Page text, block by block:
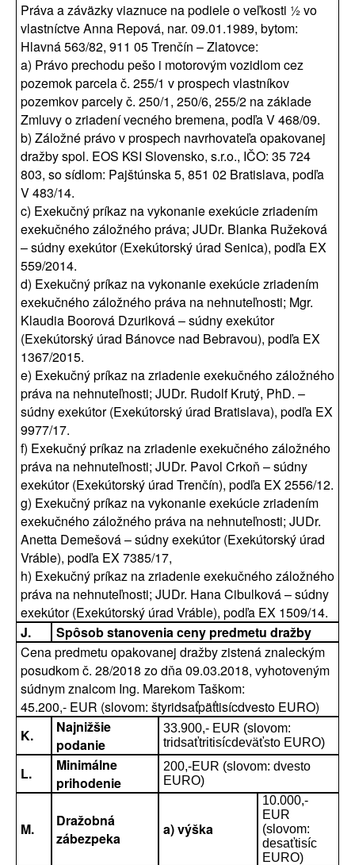
Práva a záväzky viaznuce na podiele o veľkosti ½ vo
vlastníctve Anna Repová, nar. 09.01.1989, bytom:
Hlavná 563/82, 911 05 Trenčín – Zlatovce:
a) Právo prechodu pešo i motorovým vozidlom cez
pozemok parcela č. 255/1 v prospech vlastníkov
pozemkov parcely č. 250/1, 250/6, 255/2 na základe
Zmluvy o zriadení vecného bremena, podľa V 468/09.
b) Záložné právo v prospech navrhovateľa opakovanej
dražby spol. EOS KSI Slovensko, s.r.o., IČO: 35 724
803, so sídlom: Pajštúnska 5, 851 02 Bratislava, podľa
V 483/14.
c) Exekučný príkaz na vykonanie exekúcie zriadením
exekučného záložného práva; JUDr. Blanka Ružeková
– súdny exekútor (Exekútorský úrad Senica), podľa EX
559/2014.
d) Exekučný príkaz na vykonanie exekúcie zriadením
exekučného záložného práva na nehnuteľnosti; Mgr.
Klaudia Boorová Dzuriková – súdny exekútor
(Exekútorský úrad Bánovce nad Bebravou), podľa EX
1367/2015.
e) Exekučný príkaz na zriadenie exekučného záložného
práva na nehnuteľnosti; JUDr. Rudolf Krutý, PhD. –
súdny exekútor (Exekútorský úrad Bratislava), podľa EX
9977/17.
f) Exekučný príkaz na zriadenie exekučného záložného
práva na nehnuteľnosti; JUDr. Pavol Crkoň – súdny
exekútor (Exekútorský úrad Trenčín), podľa EX 2556/12.
g) Exekučný príkaz na vykonanie exekúcie zriadením
exekučného záložného práva na nehnuteľnosti; JUDr.
Anetta Demešová – súdny exekútor (Exekútorský úrad
Vráble), podľa EX 7385/17,
h) Exekučný príkaz na zriadenie exekučného záložného
práva na nehnuteľnosti; JUDr. Hana Cibulková – súdny
exekútor (Exekútorský úrad Vráble), podľa EX 1509/14.
J.
Spôsob stanovenia ceny predmetu dražby
Cena predmetu opakovanej dražby zistená znaleckým
posudkom č. 28/2018 zo dňa 09.03.2018, vyhotoveným
súdnym znalcom Ing. Marekom Taškom:
45.200,- EUR (slovom: štyridsaťpäťtisícdvesto EURO)
K.
Najnižšie
podanie
33.900,- EUR (slovom:
tridsaťtritisícdeväťsto EURO)
L.
Minimálne
prihodenie
200,-EUR (slovom: dvesto
EURO)
M.
Dražobná
zábezpeka
a) výška
10.000,-
EUR
(slovom:
desaťtisíc
EURO)